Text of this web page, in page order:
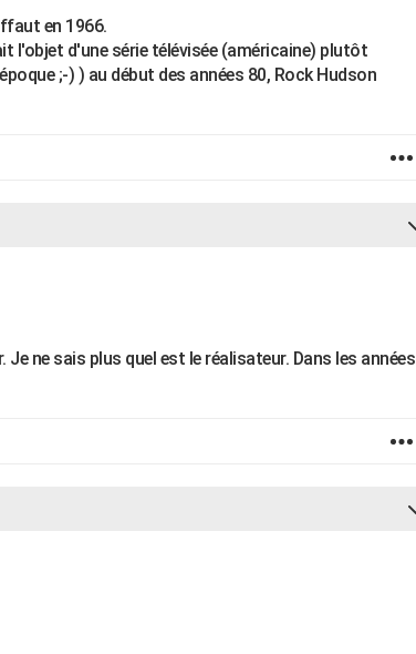
en 1966.
l'objet d'une série télévisée (américaine) plutôt
;-) ) au début des années 80, Rock Hudson
ne sais plus quel est le réalisateur. Dans les années